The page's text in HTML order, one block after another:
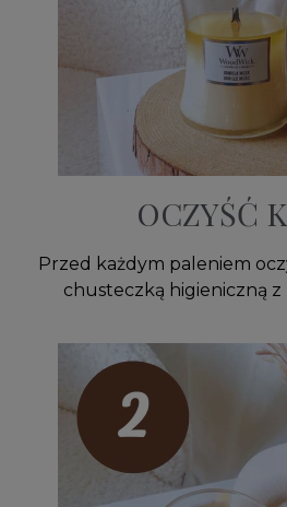
OCZYŚĆ
Przed każdym paleniem
chusteczką higieniczną z